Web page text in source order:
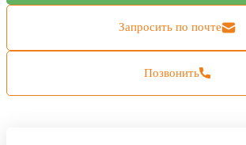
Запросить по почте
Позвонить